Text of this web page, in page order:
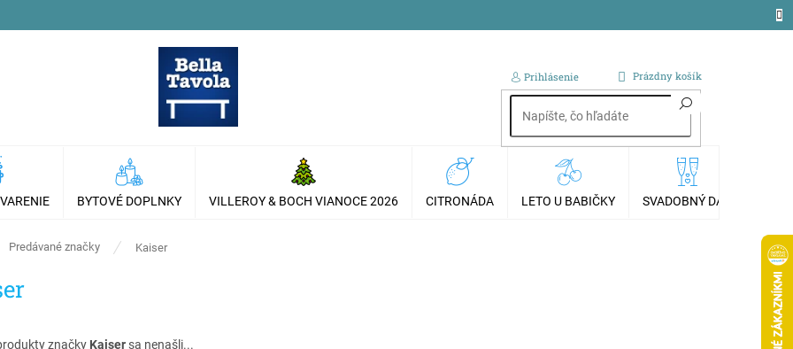
Prihlásenie
NÁKUPNÝ
KOŠÍK
Prázdny košík
BYTOVÉ DOPLNKY VILLEROY & BOCH VIANOCE 2026 CITRONÁDA LETO U BABIČKY SVADOBNÝ DAR
Predávané značky Kaiser
značky Kaiser sa nenašli...